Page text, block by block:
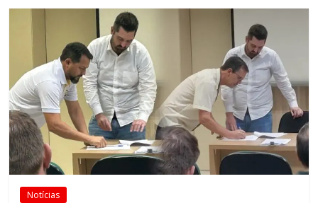
Notícias